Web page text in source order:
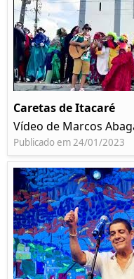
Caretas de Itacaré
Vídeo de Marcos
Publicado em 24/01/2023